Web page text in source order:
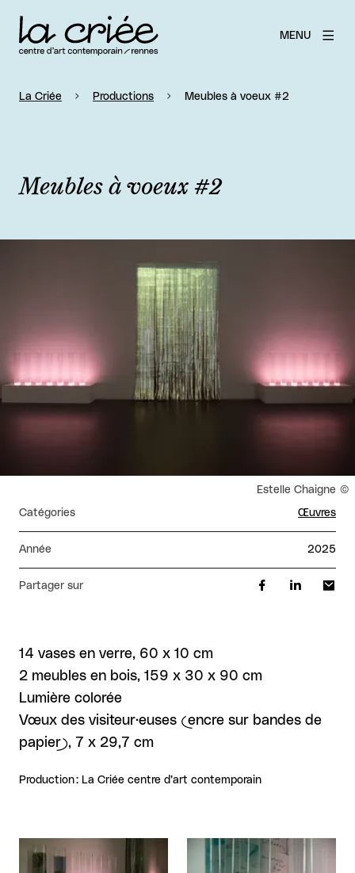
MENU
La Criée Productions Meubles à voeux #2
Meubles à voeux #2
Droits réservés :
Estelle Chaigne
Catégories Œuvres
Année 2025
Partager sur
14 vases en verre, 60 x 10 cm
2 meubles en bois, 159 x 30 x 90 cm
Lumière colorée
Vœux des visiteur·euses (encre sur bandes de
papier), 7 x 29,7 cm
Production : La Criée centre d’art contemporain
Agrandir Agrandir